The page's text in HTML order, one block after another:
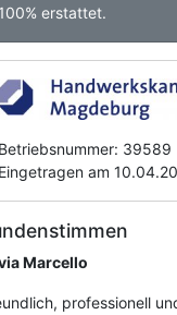
100% erstattet.
Betriebsnummer: 39589
Eingetragen am
Marcello
professionell